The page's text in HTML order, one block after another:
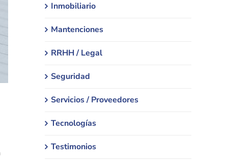
Inmobiliario
Mantenciones
RRHH / Legal
Seguridad
Servicios / Proveedores
Tecnologías
Testimonios